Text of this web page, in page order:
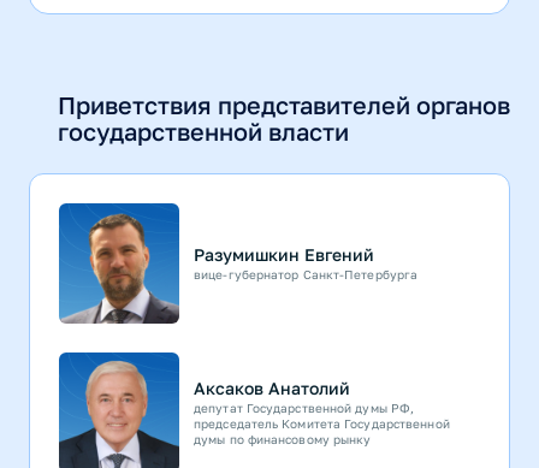
Приветствия представителей органов
государственной власти
Разумишкин Евгений
вице-губернатор Санкт‑Петербурга
Аксаков Анатолий
депутат Государственной думы РФ,
председатель Комитета Государственной
думы по финансовому рынку